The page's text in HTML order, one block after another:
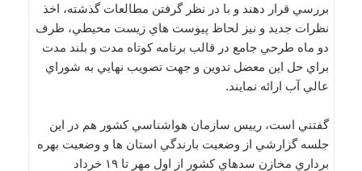
بررسي قرار دهند و با در نظر گرفتن مطالعات گذشته، اخذ
نظرات جديد و نيز لحاظ پيوست هاي زيست محيطي، ظرف
دو ماه طرحي جامع در قالب برنامه كوتاه مدت و بلند مدت
براي حل اين معضل تدوين و جهت تصويب نهايي به شوراي
عالي آب ارائه نمايند.
گفتني است، رييس سازمان هواشناسي كشور هم در اين
جلسه گزارشي از وضعيت بارندگي استان ها و وضعيت بهره
برداري مخازن سدهاي كشور از اول مهر تا ۱۹ خرداد